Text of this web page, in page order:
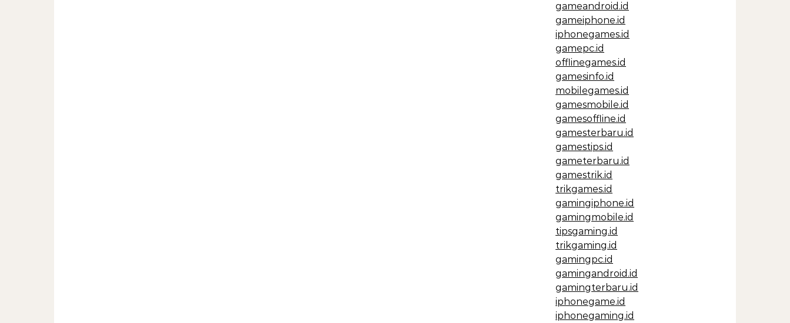
gameandroid.id
gameiphone.id
iphonegames.id
gamepc.id
offlinegames.id
gamesinfo.id
mobilegames.id
gamesmobile.id
gamesoffline.id
gamesterbaru.id
gamestips.id
gameterbaru.id
gamestrik.id
trikgames.id
gamingiphone.id
gamingmobile.id
tipsgaming.id
trikgaming.id
gamingpc.id
gamingandroid.id
gamingterbaru.id
iphonegame.id
iphonegaming.id